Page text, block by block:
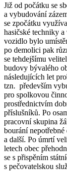
Již od počátku se
a vybudování
se zpočátku
hasičské techniky
vozidlo bylo
po demolici pak
se tehdejšímu
budovy bývalého
následujících let
tzn. především
pro spolkovou
prostřednictvím
příslušníků. Po
pracovní skupina
bourání
a další. Po úmrtí
letech obec
se s přispěním
s pečovatelskou